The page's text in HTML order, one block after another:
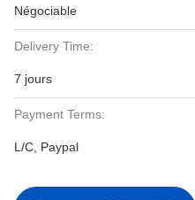
Négociable
Delivery Time:
7 jours
Payment Terms:
L/C, Paypal